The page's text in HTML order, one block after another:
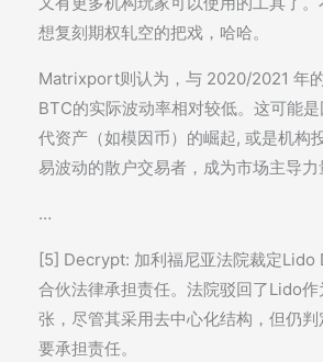
想复刻期权轧空的把戏，哈哈。
Matrixport则认为，与 2020/2021 年
BTC的实际波动率相对较低。这可能
代资产（如模因币）的崛起, 或是机构
易波动的散户交易者，成为市场主导力
…
[5] Decrypt: 加利福尼亚法院裁定Lido
合伙法律承担责任。法院驳回了Lido
张，尽管其采用去中心化结构，但仍
要承担责任。